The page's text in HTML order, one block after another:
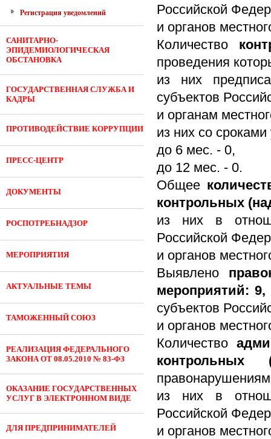
Регистрация уведомлений
САНИТАРНО-
ЭПИДЕМИОЛОГИЧЕСКАЯ
ОБСТАНОВКА
ГОСУДАРСТВЕННАЯ СЛУЖБА И
КАДРЫ
ПРОТИВОДЕЙСТВИЕ КОРРУПЦИИ
ПРЕСС-ЦЕНТР
ДОКУМЕНТЫ
РОСПОТРЕБНАДЗОР
МЕРОПРИЯТИЯ
АКТУАЛЬНЫЕ ТЕМЫ
ТАМОЖЕННЫЙ СОЮЗ
РЕАЛИЗАЦИЯ ФЕДЕРАЛЬНОГО
ЗАКОНА ОТ 08.05.2010 № 83-ФЗ
ОКАЗАНИЕ ГОСУДАРСТВЕННЫХ
УСЛУГ В ЭЛЕКТРОННОМ ВИДЕ
ДЛЯ ПРЕДПРИНИМАТЕЛЕЙ
Российской
и органов
Количество
проведения
из них
субъектов
и органам
из них со
до 6 мес. - 0,
до 12 мес. - 0.
Общее
контрольных
из них в
Российской
и органов
Выявлено
мероприятий: 9,
субъектов
и органов
Количество
контрольных
из них в
Российской
и органов